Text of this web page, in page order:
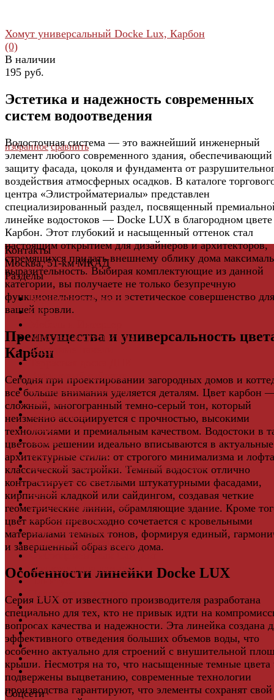
избранное сравнить
Хомут универсальный Docke Lux, Карбон
(0)
В наличии
195 руб.
Эстетика и надежность современных
систем водоотведения
Водосточная система — это важнейший инженерный
элемент любого современного здания, обеспечивающий
защиту фасада, цоколя и фундамента от
воздействия атмосферных осадков. В каталоге
центра «Элистройматериалы» представлен
специализированный раздел, посвященный
линейке водостоков — Docke LUX в благородном цвете
Карбон. Этот глубокий и насыщенный оттенок стал
настоящим открытием для дизайнеров и архитекторов,
стремящихся придать внешнему облику дома
выразительность. Выбирая комплектующие из данной
категории, вы получаете не только безупречную
функциональность, но и эстетическое совершенство для
вашей кровли.
Преимущества и универсальность
Карбон
Сегодня при проектировании загородных домов и
все больше внимания уделяется деталям. Цвет карбон
сложный, многогранный темно-серый тон, который
неизменно ассоциируется с прочностью, высокими
технологиями и премиальным качеством. Водостоки в
цветовом решении идеально вписываются в актуальные
архитектурные стили: от строгого минимализма и
классической застройки. Темный водосток отлично
контрастирует со светлыми штукатурными фасадами,
кирпичной кладкой или сайдингом, создавая четкие
геометрические линии, обрамляющие здание. Кроме
цвет карбон превосходно сочетается с кровельными
материалами темных тонов, формируя единый,
и завершенный образ всего дома.
Особенности линейки Docke LUX
Серия LUX от известного производителя разработана
специально для тех, кто не привык идти на
вопросах качества и надежности. Эта линейка создана
эффективного отведения больших объемов воды, что
особенно актуально для строений с внушительной
крыши. Несмотря на то, что насыщенные темные цвета
подвержены выцветанию, современные технологии
производства гарантируют, что элементы сохранят свой
Контакты
Москва, 51-км МКАД
Разделы
Керамическая плитка
Свет
Мебельная фурнитура
Фасадные панели
Водосточная система
Ламинат
Грядки ДПК
Комплектующие
Клей для паркета и массивной доски
Дверная фурнитура
Кровля
Регулируемые опоры
Ступени из ДПК
Фасадная плитка
Фасадные термопанели
Фиброцементный Сайдинг
Подложка для ламината
Плинтус
Подложка из пробки
Пробковый пол
Паркетная доска
Инженерная паркетная доска
Виниловый ламинат
Винты для ручек
Массивная доска
Соцсети